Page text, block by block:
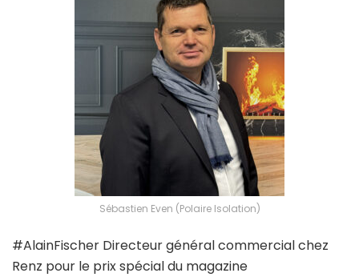
Sébastien Even (Polaire Isolation)
#AlainFischer Directeur général commercial chez
Renz pour le prix spécial du magazine